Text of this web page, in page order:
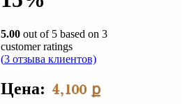
5.00out of 5based on 3
customer ratings
(3отзыва клиентов)
Цена: 4,100 ք